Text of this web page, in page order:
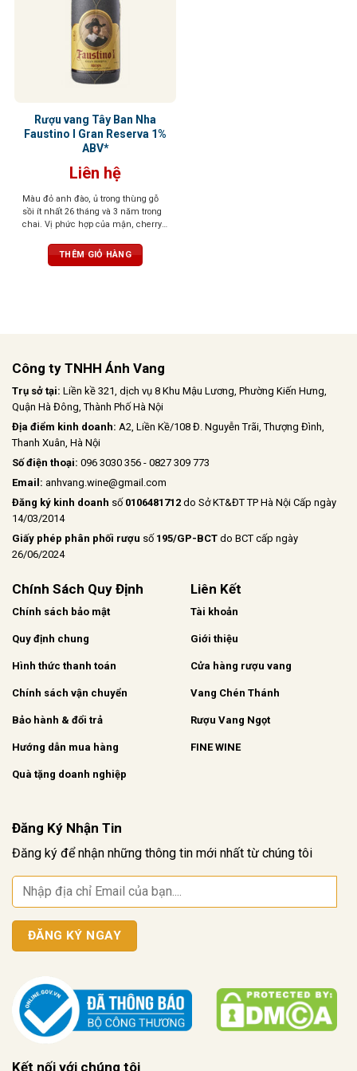
Rượu vang Tây Ban Nha
Faustino I Gran Reserva 1%
ABV*
Liên hệ
Màu đỏ anh đào, ủ trong thùng gỗ
sồi ít nhất 26 tháng và 3 năm trong
chai. Vị phức hợp của mận, cherry,
hậu vị sâu lắngTHÊM GIỎ HÀNG
Công ty TNHH Ánh Vang
Trụ sở tại: Liền kề 321, dịch vụ 8 Khu Mậu Lương, Phường Kiến Hưng,
Quận Hà Đông, Thành Phố Hà Nội
Địa điểm kinh doanh: A2, Liền Kề/108 Đ. Nguyễn Trãi, Thượng Đình,
Thanh Xuân, Hà Nội
Số điện thoại: 096 3030 356 - 0827 309 773
Email: anhvang.wine@gmail.com
Đăng ký kinh doanh số 0106481712 do Sở KT&ĐT TP Hà Nội Cấp ngày
14/03/2014
Giấy phép phân phối rượu số 195/GP-BCT do BCT cấp ngày
26/06/2024
Chính Sách Quy Định
Chính sách bảo mật
Quy định chung
Hình thức thanh toán
Chính sách vận chuyển
Bảo hành & đổi trả
Hướng dẫn mua hàng
Quà tặng doanh nghiệp
Liên Kết
Tài khoản
Giới thiệu
Cửa hàng rượu vang
Vang Chén Thánh
Rượu Vang Ngọt
FINE WINE
Đăng Ký Nhận Tin
Đăng ký để nhận những thông tin mới nhất từ chúng tôi
Kết nối với chúng tôi